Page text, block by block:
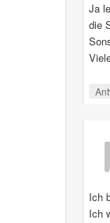
Ja
die
Ich
Ich